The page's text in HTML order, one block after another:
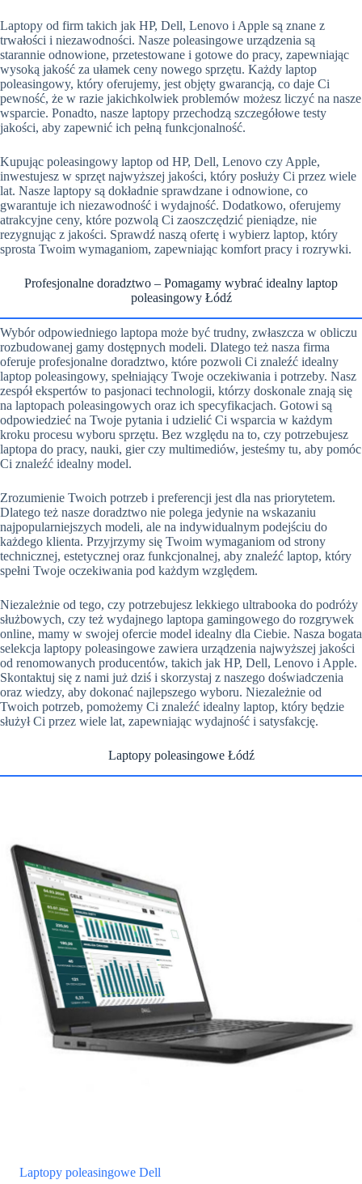
Laptopy od firm takich jak HP, Dell, Lenovo i Apple są znane z
trwałości i niezawodności. Nasze poleasingowe urządzenia są
starannie odnowione, przetestowane i gotowe do pracy, zapewniając
wysoką jakość za ułamek ceny nowego sprzętu. Każdy laptop
poleasingowy, który oferujemy, jest objęty gwarancją, co daje Ci
pewność, że w razie jakichkolwiek problemów możesz liczyć na nasze
wsparcie. Ponadto, nasze laptopy przechodzą szczegółowe testy
jakości, aby zapewnić ich pełną funkcjonalność.
Kupując poleasingowy laptop od HP, Dell, Lenovo czy Apple,
inwestujesz w sprzęt najwyższej jakości, który posłuży Ci przez wiele
lat. Nasze laptopy są dokładnie sprawdzane i odnowione, co
gwarantuje ich niezawodność i wydajność. Dodatkowo, oferujemy
atrakcyjne ceny, które pozwolą Ci zaoszczędzić pieniądze, nie
rezygnując z jakości. Sprawdź naszą ofertę i wybierz laptop, który
sprosta Twoim wymaganiom, zapewniając komfort pracy i rozrywki.
Profesjonalne doradztwo – Pomagamy wybrać idealny laptop
poleasingowy Łódź
Wybór odpowiedniego laptopa może być trudny, zwłaszcza w obliczu
rozbudowanej gamy dostępnych modeli. Dlatego też nasza firma
oferuje profesjonalne doradztwo, które pozwoli Ci znaleźć idealny
laptop poleasingowy, spełniający Twoje oczekiwania i potrzeby. Nasz
zespół ekspertów to pasjonaci technologii, którzy doskonale znają się
na laptopach poleasingowych oraz ich specyfikacjach. Gotowi są
odpowiedzieć na Twoje pytania i udzielić Ci wsparcia w każdym
kroku procesu wyboru sprzętu. Bez względu na to, czy potrzebujesz
laptopa do pracy, nauki, gier czy multimediów, jesteśmy tu, aby pomóc
Ci znaleźć idealny model.
Zrozumienie Twoich potrzeb i preferencji jest dla nas priorytetem.
Dlatego też nasze doradztwo nie polega jedynie na wskazaniu
najpopularniejszych modeli, ale na indywidualnym podejściu do
każdego klienta. Przyjrzymy się Twoim wymaganiom od strony
technicznej, estetycznej oraz funkcjonalnej, aby znaleźć laptop, który
spełni Twoje oczekiwania pod każdym względem.
Niezależnie od tego, czy potrzebujesz lekkiego ultrabooka do podróży
służbowych, czy też wydajnego laptopa gamingowego do rozgrywek
online, mamy w swojej ofercie model idealny dla Ciebie. Nasza bogata
selekcja laptopy poleasingowe zawiera urządzenia najwyższej jakości
od renomowanych producentów, takich jak HP, Dell, Lenovo i Apple.
Skontaktuj się z nami już dziś i skorzystaj z naszego doświadczenia
oraz wiedzy, aby dokonać najlepszego wyboru. Niezależnie od
Twoich potrzeb, pomożemy Ci znaleźć idealny laptop, który będzie
służył Ci przez wiele lat, zapewniając wydajność i satysfakcję.
Laptopy poleasingowe Łódź
Laptopy poleasingowe Dell